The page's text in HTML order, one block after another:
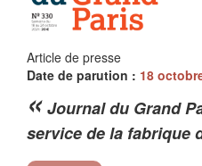
Article de presse
Date de parution : 18
«Journal du Grand
service de la fabrique